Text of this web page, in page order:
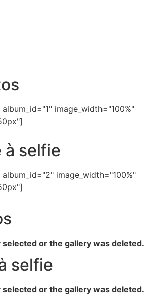
image_width="100%"
à selfie
image_width="100%"
or the gallery was deleted.
selfie
or the gallery was deleted.